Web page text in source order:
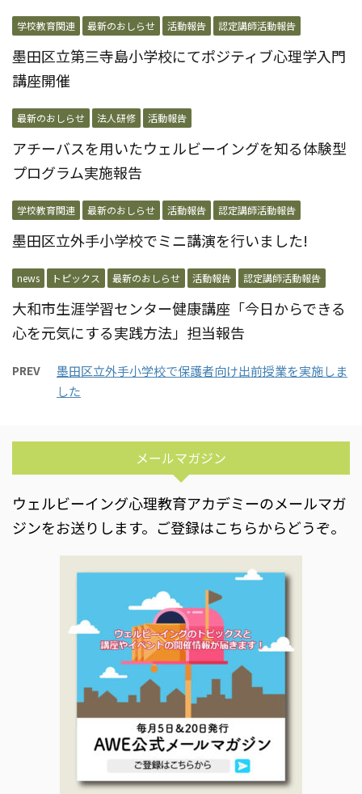
学校教育関連 最新のおしらせ 活動報告 認定講師活動報告
墨田区立第三寺島小学校にてポジティブ心理学入門
講座開催
最新のおしらせ 法人研修 活動報告
アチーバスを用いたウェルビーイングを知る体験型
プログラム実施報告
学校教育関連 最新のおしらせ 活動報告 認定講師活動報告
墨田区立外手小学校でミニ講演を行いました!
news トピックス 最新のおしらせ 活動報告 認定講師活動報告
大和市生涯学習センター健康講座「今日からできる
心を元気にする実践方法」担当報告
PREV
墨田区立外手小学校で保護者向け出前授業を実施しま
した
メールマガジン
ウェルビーイング心理教育アカデミーのメールマガ
ジンをお送りします。ご登録はこちらからどうぞ。